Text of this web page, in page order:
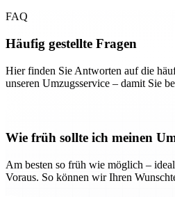
FAQ
Häufig gestellte Fragen
Hier finden Sie Antworten auf die
unseren Umzugsservice – damit Sie
Wie früh sollte ich meinen
Am besten so früh wie möglich –
Voraus. So können wir Ihren